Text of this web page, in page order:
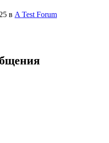
в A Test Forum